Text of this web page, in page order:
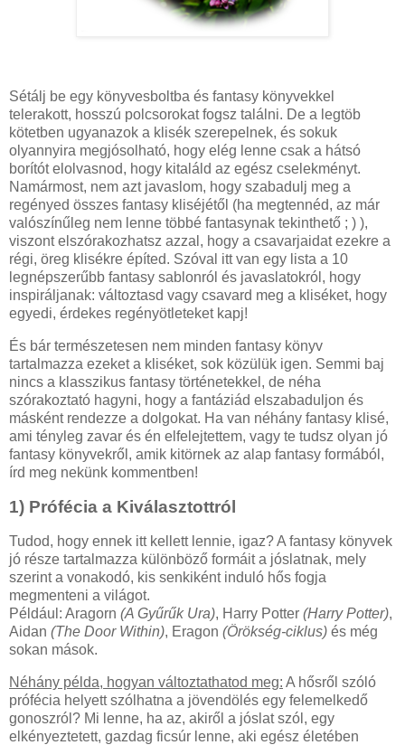
Sétálj be egy könyvesboltba és fantasy könyvekkel
telerakott, hosszú polcsorokat fogsz találni. De a legtöb
kötetben ugyanazok a klisék szerepelnek, és sokuk
olyannyira megjósolható, hogy elég lenne csak a hátsó
borítót elolvasnod, hogy kitaláld az egész cselekményt.
Namármost, nem azt javaslom, hogy szabadulj meg a
regényed összes fantasy kliséjétől (ha megtennéd, az már
valószínűleg nem lenne többé fantasynak tekinthető ; ) ),
viszont elszórakozhatsz azzal, hogy a csavarjaidat ezekre a
régi, öreg klisékre építed. Szóval itt van egy lista a 10
legnépszerűbb fantasy sablonról és javaslatokról, hogy
inspiráljanak: változtasd vagy csavard meg a kliséket, hogy
egyedi, érdekes regényötleteket kapj!
És bár természetesen nem minden fantasy könyv
tartalmazza ezeket a kliséket, sok közülük igen. Semmi baj
nincs a klasszikus fantasy történetekkel, de néha
szórakoztató hagyni, hogy a fantáziád elszabaduljon és
másként rendezze a dolgokat. Ha van néhány fantasy klisé,
ami tényleg zavar és én elfelejtettem, vagy te tudsz olyan jó
fantasy könyvekről, amik kitörnek az alap fantasy formából,
írd meg nekünk kommentben!
1) Prófécia a Kiválasztottról
Tudod, hogy ennek itt kellett lennie, igaz? A fantasy könyvek
jó része tartalmazza különböző formáit a jóslatnak, mely
szerint a vonakodó, kis senkiként induló hős fogja
megmenteni a világot.
Például: Aragorn (A Gyűrűk Ura), Harry Potter (Harry Potter),
Aidan (The Door Within), Eragon (Örökség-ciklus) és még
sokan mások.
Néhány példa, hogyan változtathatod meg: A hősről szóló
prófécia helyett szólhatna a jövendölés egy felemelkedő
gonoszról? Mi lenne, ha az, akiről a jóslat szól, egy
elkényeztetett, gazdag ficsúr lenne, aki egész életében